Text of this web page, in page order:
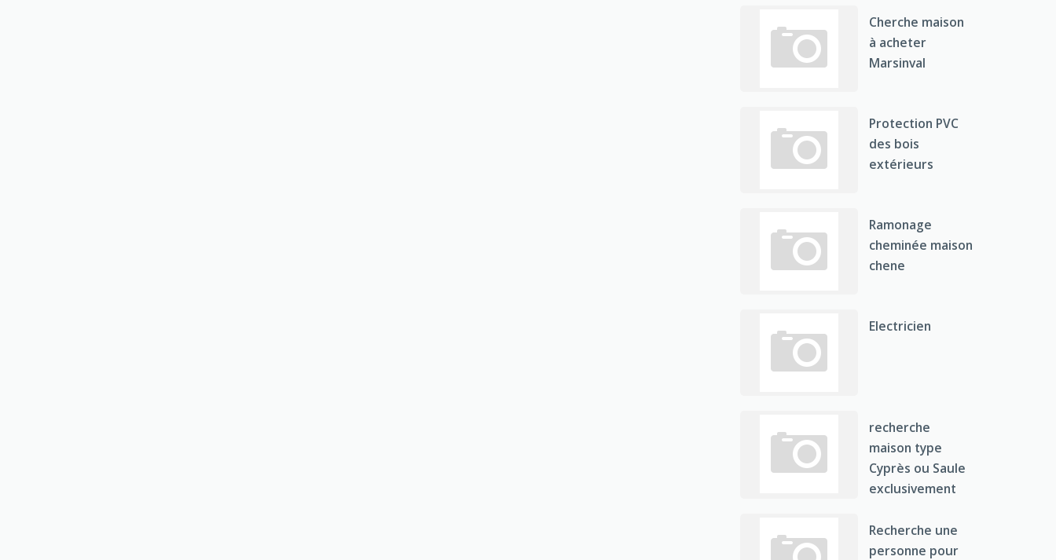
Cherche maison
à acheter
Marsinval
Protection PVC
des bois
extérieurs
Ramonage
cheminée maison
chene
Electricien
recherche
maison type
Cyprès ou Saule
exclusivement
Recherche une
personne pour